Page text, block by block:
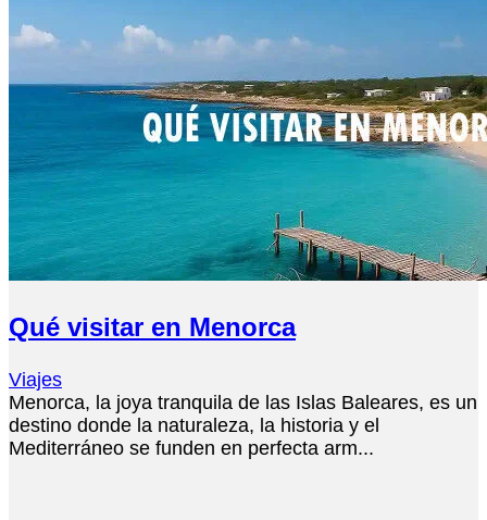
Qué visitar en Menorca
Viajes
Menorca, la joya tranquila de las Islas Baleares, es un
destino donde la naturaleza, la historia y el
Mediterráneo se funden en perfecta arm...